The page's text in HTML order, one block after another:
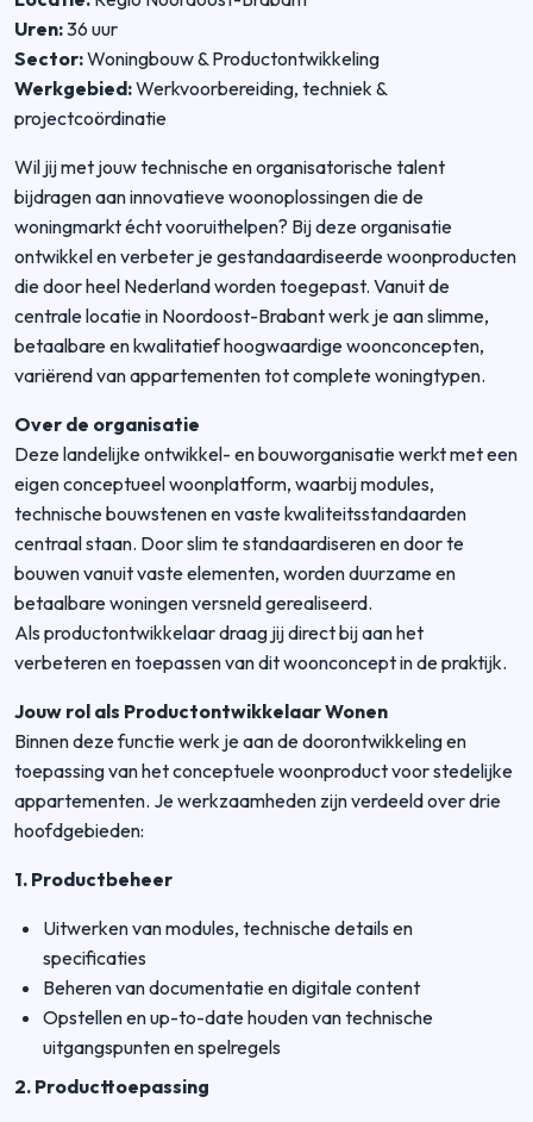
Uren:36 uur
Sector:Woningbouw & Productontwikkeling
Werkgebied:Werkvoorbereiding, techniek &
projectcoördinatie
Wil jij met jouw technische en organisatorische talent
bijdragen aan innovatieve woonoplossingen die de
woningmarkt écht vooruithelpen? Bij deze organisatie
ontwikkel en verbeter je gestandaardiseerde woonproducten
die door heel Nederland worden toegepast. Vanuit de
centrale locatie in Noordoost-Brabant werk je aan slimme,
betaalbare en kwalitatief hoogwaardige woonconcepten,
variërend van appartementen tot complete woningtypen.
Over de organisatie
Deze landelijke ontwikkel- en bouworganisatie werkt met een
eigen conceptueel woonplatform, waarbij modules,
technische bouwstenen en vaste kwaliteitsstandaarden
centraal staan. Door slim te standaardiseren en door te
bouwen vanuit vaste elementen, worden duurzame en
betaalbare woningen versneld gerealiseerd.
Als productontwikkelaar draag jij direct bij aan het
verbeteren en toepassen van dit woonconcept in de praktijk.
Jouw rol als Productontwikkelaar Wonen
Binnen deze functie werk je aan de doorontwikkeling en
toepassing van het conceptuele woonproduct voor stedelijke
appartementen. Je werkzaamheden zijn verdeeld over drie
hoofdgebieden:
1. Productbeheer
Uitwerken van modules, technische details en
specificaties
Beheren van documentatie en digitale content
Opstellen en up-to-date houden van technische
uitgangspunten en spelregels
2. Producttoepassing